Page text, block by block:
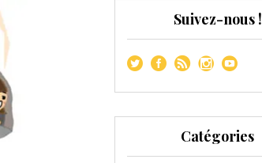
Suivez-nous !
Catégories